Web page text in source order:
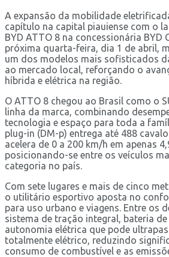
A expansão da mobilidade
capítulo na capital piauiense com o
BYD ATTO 8 na concessionária BYD
próxima quarta-feira, dia 1 de abril,
um dos modelos mais sofisticados
ao mercado local, reforçando o
híbrida e elétrica na região.
O ATTO 8 chegou ao Brasil como o
linha da marca, combinando
tecnologia e espaço para toda a
plug-in (DM-p) entrega até 488
acelera de 0 a 200 km/h em apenas
posicionando-se entre os veículos
categoria no país.
Com sete lugares e mais de cinco
o utilitário esportivo aposta no
para uso urbano e viagens. Entre os
sistema de tração integral, bateria
autonomia elétrica que pode
totalmente elétrico, reduzindo
consumo de combustível e as